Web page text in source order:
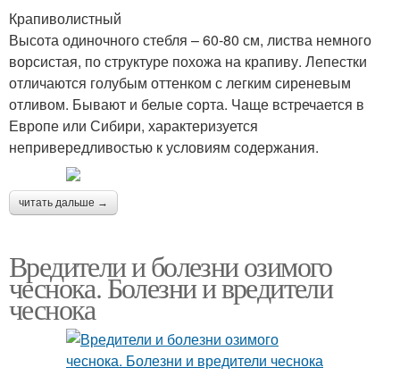
Крапиволистный
Высота одиночного стебля – 60-80 см, листва немного
ворсистая, по структуре похожа на крапиву. Лепестки
отличаются голубым оттенком с легким сиреневым
отливом. Бывают и белые сорта. Чаще встречается в
Европе или Сибири, характеризуется
непривередливостью к условиям содержания.
читать дальше →
Вредители и болезни озимого
чеснока. Болезни и вредители
чеснока